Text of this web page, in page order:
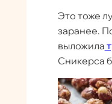
Это тоже
заранее.
выложила
Сникерса